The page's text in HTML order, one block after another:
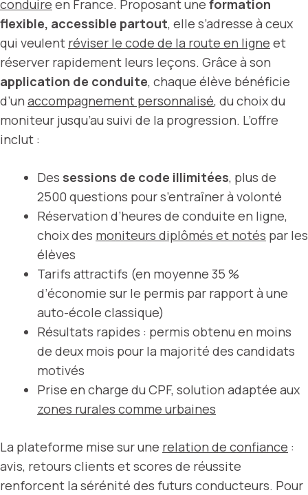
conduire en France. Proposant une formation
flexible, accessible partout, elle s’adresse à ceux
qui veulent réviser le code de la route en ligne et
réserver rapidement leurs leçons. Grâce à son
application de conduite, chaque élève bénéficie
d’un accompagnement personnalisé, du choix du
moniteur jusqu’au suivi de la progression. L’offre
inclut :
Des sessions de code illimitées, plus de
2500 questions pour s’entraîner à volonté
Réservation d’heures de conduite en ligne,
choix des moniteurs diplômés et notés par les
élèves
Tarifs attractifs (en moyenne 35 %
d’économie sur le permis par rapport à une
auto-école classique)
Résultats rapides : permis obtenu en moins
de deux mois pour la majorité des candidats
motivés
Prise en charge du CPF, solution adaptée aux
zones rurales comme urbaines
La plateforme mise sur une relation de confiance :
avis, retours clients et scores de réussite
renforcent la sérénité des futurs conducteurs. Pour